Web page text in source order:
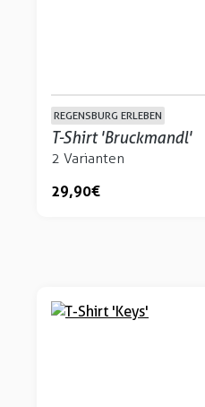
REGENSBURG ERLEBEN
T-Shirt 'Bruckmandl'
2 Varianten
29,90 €